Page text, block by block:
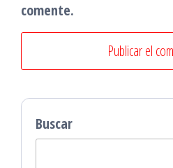
comente.
Buscar